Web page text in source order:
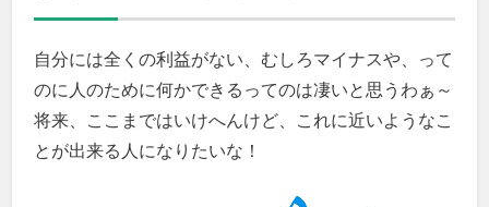
自分には全くの利益がない、むしろマイナスや、って
のに人のために何かできるってのは凄いと思うわぁ～
将来、ここまではいけへんけど、これに近いようなこ
とが出来る人になりたいな！